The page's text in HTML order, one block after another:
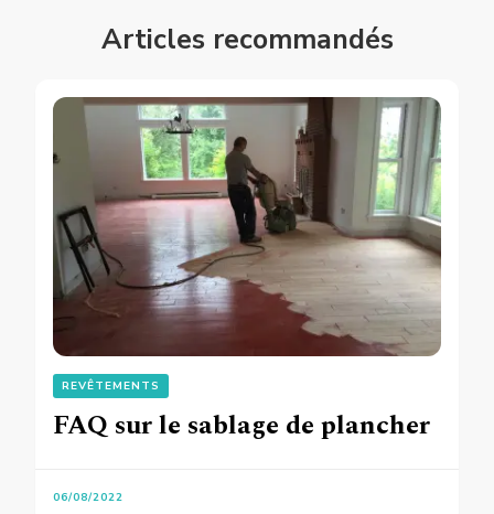
Articles recommandés
REVÊTEMENTS
FAQ sur le sablage de plancher
06/08/2022